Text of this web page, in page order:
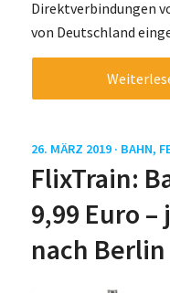
Direktverbindungen
von Deutschland
26. MÄRZ 2019 · BAHN,
FlixTrain:
9,99 Euro
nach Berlin